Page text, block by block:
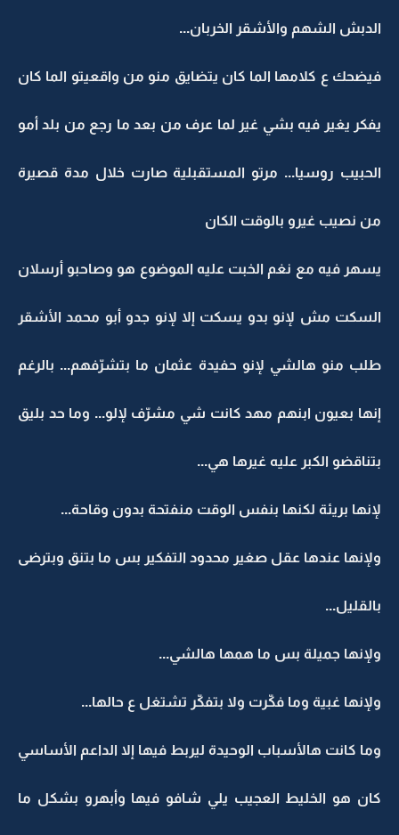
الدبش الشهم والأشقر الخربان...
فيضحك ع كلامها الما كان يتضايق منو من واقعيتو الما كان
يفكر يغير فيه بشي غير لما عرف من بعد ما رجع من بلد أمو
الحبيب روسيا... مرتو المستقبلية صارت خلال مدة قصيرة
من نصيب غيرو بالوقت الكان
يسهر فيه مع نغم الخبت عليه الموضوع هو وصاحبو أرسلان
السكت مش لإنو بدو يسكت إلا لإنو جدو أبو محمد الأشقر
طلب منو هالشي لإنو حفيدة عثمان ما بتشرّفهم... بالرغم
إنها بعيون ابنهم مهد كانت شي مشرّف لإلو... وما حد بليق
بتناقضو الكبر عليه غيرها هي...
لإنها بريئة لكنها بنفس الوقت منفتحة بدون وقاحة...
ولإنها عندها عقل صغير محدود التفكير بس ما بتنق وبترضى
بالقليل...
ولإنها جميلة بس ما همها هالشي...
ولإنها غبية وما فكّرت ولا بتفكّر تشتغل ع حالها...
وما كانت هالأسباب الوحيدة ليربط فيها إلا الداعم الأساسي
كان هو الخليط العجيب يلي شافو فيها وأبهرو بشكل ما